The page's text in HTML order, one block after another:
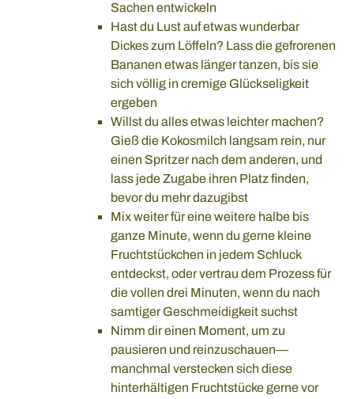
Sachen entwickeln
Hast du Lust auf etwas wunderbar
Dickes zum Löffeln? Lass die gefrorenen
Bananen etwas länger tanzen, bis sie
sich völlig in cremige Glückseligkeit
ergeben
Willst du alles etwas leichter machen?
Gieß die Kokosmilch langsam rein, nur
einen Spritzer nach dem anderen, und
lass jede Zugabe ihren Platz finden,
bevor du mehr dazugibst
Mix weiter für eine weitere halbe bis
ganze Minute, wenn du gerne kleine
Fruchtstückchen in jedem Schluck
entdeckst, oder vertrau dem Prozess für
die vollen drei Minuten, wenn du nach
samtiger Geschmeidigkeit suchst
Nimm dir einen Moment, um zu
pausieren und reinzuschauen—
manchmal verstecken sich diese
hinterhältigen Fruchtstücke gerne vor